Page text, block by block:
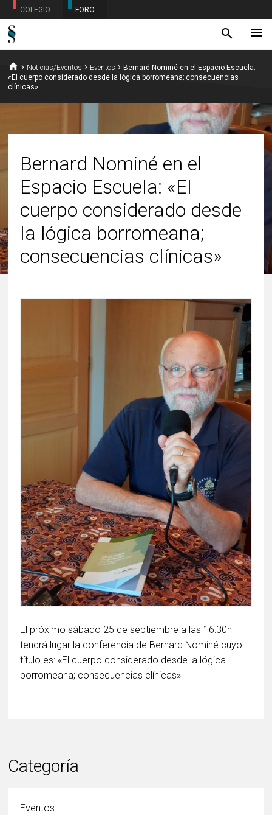
COLEGIO FORO
search menu
home › Noticias/Eventos › Eventos ›Bernard Nominé en el Espacio Escuela:
«El cuerpo considerado desde la lógica borromeana; consecuencias
clínicas»
Bernard Nominé en el
Espacio Escuela: «El
cuerpo considerado desde
la lógica borromeana;
consecuencias clínicas»
El próximo sábado 25 de septiembre a las 16:30h
tendrá lugar la conferencia de Bernard Nominé cuyo
título es: «El cuerpo considerado desde la lógica
borromeana; consecuencias clínicas»
Categoría
Eventos